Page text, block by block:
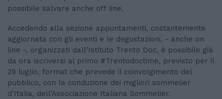
possibile salvare anche off line.
Accedendo alla sezione appuntamenti, costantemente
aggiornata con gli eventi e le degustazioni, - anche on
line -, organizzati dall’Istituto Trento Doc, è possibile già
da ora iscriversi al primo #Trentodoctime, previsto per il
29 luglio, format che prevede il coinvolgimento del
pubblico, con la conduzione dei migliori sommelier
d’Italia, dell’Associazione Italiana Sommelier.